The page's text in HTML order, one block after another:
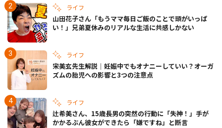
ライフ
山田花子さん「もうママ毎日ご飯のことで頭がいっぱ
い！」兄弟夏休みのリアルな生活に共感しかない
ライフ
宋美玄先生解説｜妊娠中でもオナニーしていい？オーガ
ズムの胎児への影響と3つの注意点
ライフ
辻希美さん、15歳長男の突然の行動に「失神！」手が
かかるぶん彼女ができたら「嫌ですね」と断言